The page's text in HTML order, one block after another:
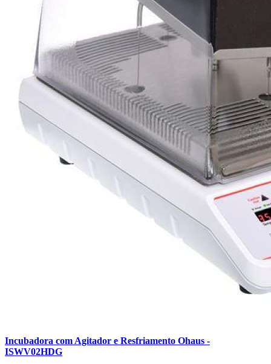
Incubadora com Agitador e Resfriamento Ohaus -
ISWV02HDG